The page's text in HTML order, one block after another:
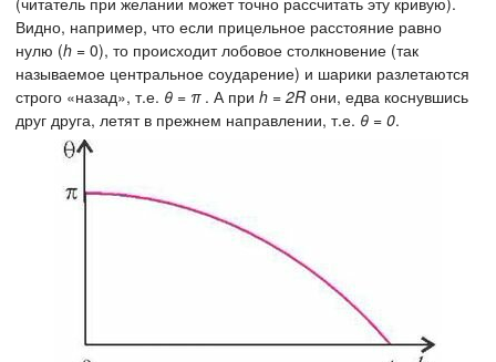
Видно, например, что если прицельное расстояние равно
нулю (h = 0), то происходит лобовое столкновение (так
называемое центральное соударение) и шарики разлетаются
строго «назад», т.е. θ = π. А при h = 2R они, едва коснувшись
друг друга, летят в прежнем направлении, т.е. θ = 0.